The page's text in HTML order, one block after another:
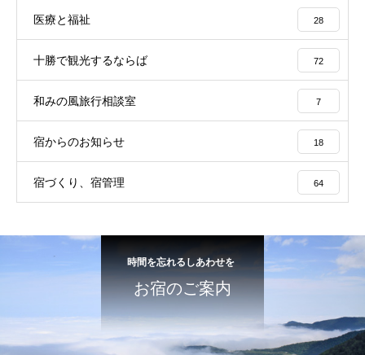
医療と福祉 28
十勝で観光するならば 72
和みの風旅行相談室 7
宿からのお知らせ 18
宿づくり、宿管理 64
時間を忘れるしあわせを
お宿のご案内